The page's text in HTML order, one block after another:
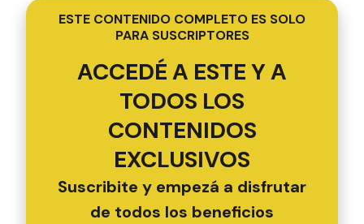
ESTE CONTENIDO COMPLETO ES SOLO
PARA SUSCRIPTORES
ACCEDÉ A ESTE Y A
TODOS LOS
CONTENIDOS
EXCLUSIVOS
Suscribite y empezá a disfrutar
de todos los beneficios